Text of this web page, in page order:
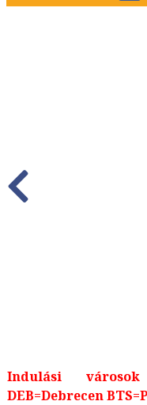
Indulási városok
DEB=Debrecen